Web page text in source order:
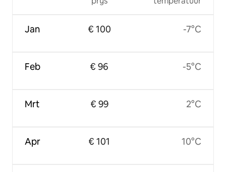
Jan
Feb
Mrt
Apr
€ 100
€ 96
€ 99
€ 101
-7°C
-5°C
2°C
10°C